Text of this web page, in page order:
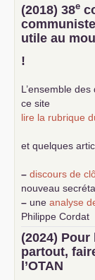
(2018) 38e
utile au
!
L’ensemble
ce site
lire la rubrique
et quelques
– discours de
nouveau
– une analyse
Philippe Cordat
–
un texte de
science sociale
–un appel
d’Europe
(2024)
partout,
l’OTAN